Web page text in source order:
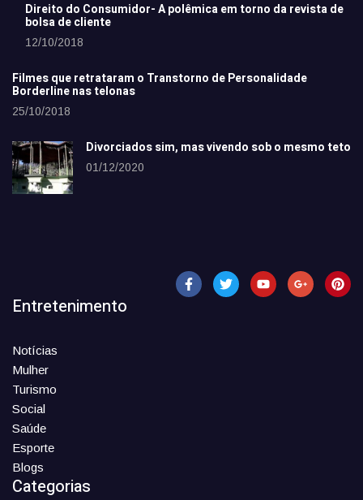
Direito do Consumidor- A polêmica em torno da revista de
bolsa de cliente
12/10/2018
Filmes que retrataram o Transtorno de Personalidade
Borderline nas telonas
25/10/2018
Divorciados sim, mas vivendo sob o mesmo teto
01/12/2020
Entretenimento
Notícias
Mulher
Turismo
Social
Saúde
Esporte
Blogs
Categorias